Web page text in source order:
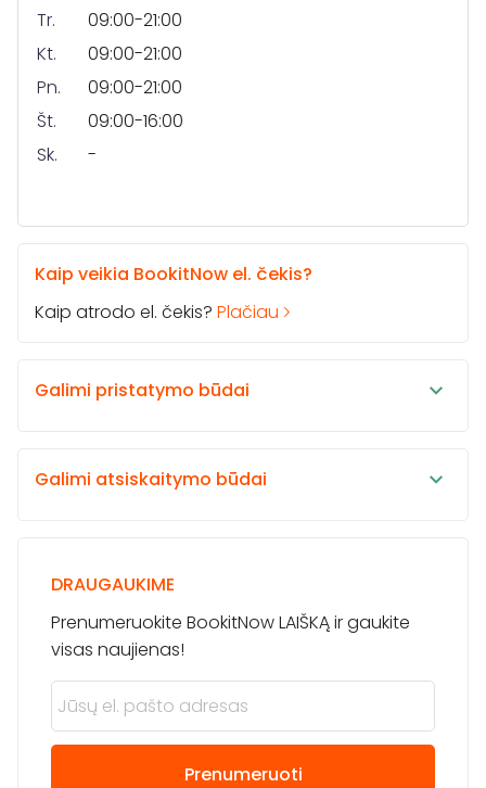
Tr.
09:00-21:00
Kt.
09:00-21:00
Pn.
09:00-21:00
Št.
09:00-16:00
Sk.
-
Kaip veikia BookitNow el. čekis?
Kaip atrodo el. čekis? Plačiau
Galimi pristatymo būdai
Galimi atsiskaitymo būdai
DRAUGAUKIME
Prenumeruokite BookitNow LAIŠKĄ ir gaukite
visas naujienas!
Prenumeruoti